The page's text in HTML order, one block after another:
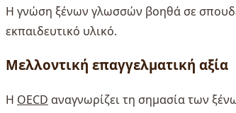
Η γνώση ξένων γλωσσών βοηθά σε
εκπαιδευτικό υλικό.
Μελλοντική επαγγελματική αξία
Η OECD αναγνωρίζει τη σημασία των